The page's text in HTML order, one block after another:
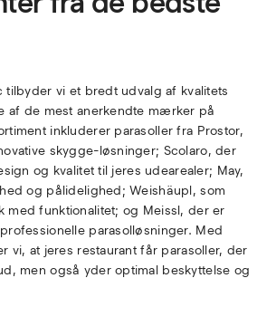
tilbyder vi et bredt udvalg af kvalitets
af de mest anerkendte mærker på
inkluderer parasoller fra Prostor,
skygge-løsninger; Scolaro, der
og kvalitet til jeres udearealer; May,
og pålidelighed; Weishäupl, som
med funktionalitet; og Meissl, der er
parasolløsninger. Med
vi, at jeres restaurant får parasoller, der
men også yder optimal beskyttelse og